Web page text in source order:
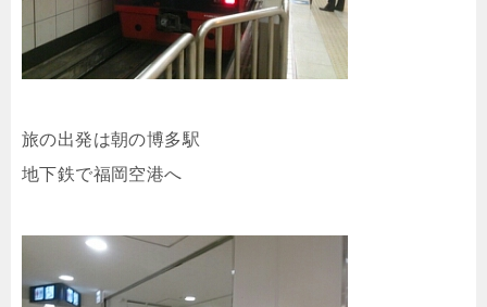
旅の出発は朝の博多駅
地下鉄で福岡空港へ